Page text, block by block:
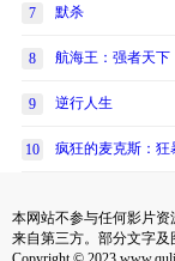
7 默杀
8 航海王：强者天下
9 逆行人生
10 疯狂的麦克斯：狂
本网站不参与任何影片
来自第三方。部分文字及